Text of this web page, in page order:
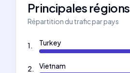
Principales régions
Répartition du trafic par pays
1. Turkey
2. Vietnam